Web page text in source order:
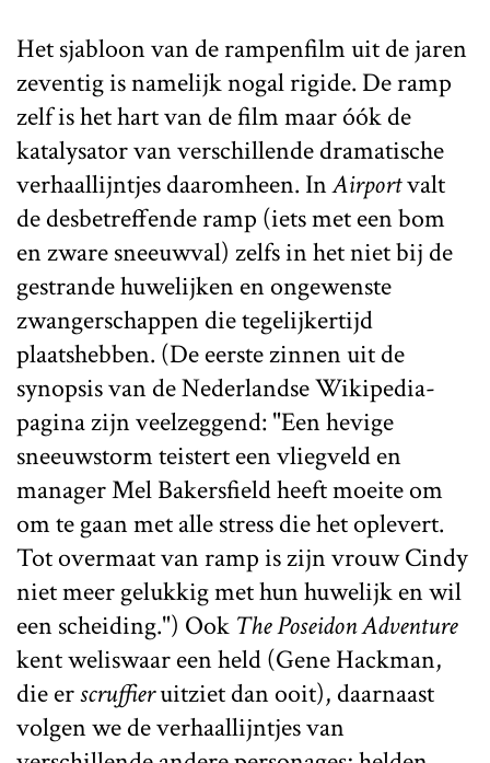
Het sjabloon van de rampenfilm uit de jaren
zeventig is namelijk nogal rigide. De ramp
zelf is het hart van de film maar óók de
katalysator van verschillende dramatische
verhaallijntjes daaromheen. InAirportvalt
de desbetreffende ramp (iets met een bom
en zware sneeuwval) zelfs in het niet bij de
gestrande huwelijken en ongewenste
zwangerschappen die tegelijkertijd
plaatshebben. (De eerste zinnen uit de
synopsis van de Nederlandse Wikipedia-
pagina zijn veelzeggend: "Een hevige
sneeuwstorm teistert een vliegveld en
manager Mel Bakersfield heeft moeite om
om te gaan met alle stress die het oplevert.
Tot overmaat van ramp is zijn vrouw Cindy
niet meer gelukkig met hun huwelijk en wil
een scheiding.") Ook The Poseidon Adventure
kent weliswaar een held (Gene Hackman,
die erscruffieruitziet dan ooit), daarnaast
volgen we de verhaallijntjes van